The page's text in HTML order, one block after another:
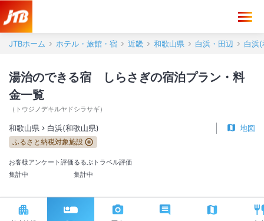
JTBホーム ホテル・旅館・宿 近畿 和歌山県 白浜・田辺 白浜
湯治のできる宿 しらさぎの宿泊プラン・料
金一覧
（ トウジノデキルヤドシラサギ）
和歌山県 白浜(和歌山県) 地図
ふるさと納税対象施設
お客様アンケート評価
集計中
るるぶトラベル評価
集計中